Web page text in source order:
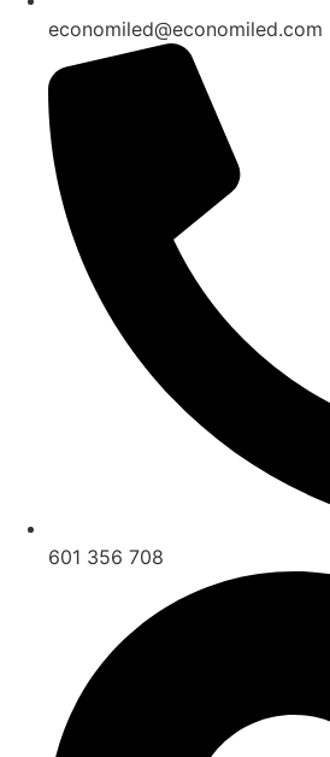
economiled@economiled.com
601 356 708